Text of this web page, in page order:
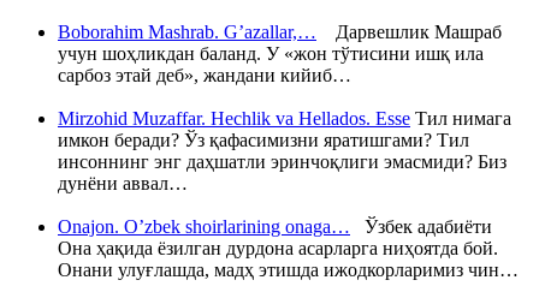
Boborahim Mashrab. G’azallar,… Дарвешлик Машраб
учун шоҳликдан баланд. У «жон тўтисини ишқ ила
сарбоз этай деб», жандани кийиб…
Mirzohid Muzaffar. Hechlik va Hellados. Esse Тил нимага
имкон беради? Ўз қафасимизни яратишгами? Тил
инсоннинг энг даҳшатли эринчоқлиги эмасмиди? Биз
дунёни аввал…
Onajon. O’zbek shoirlarining onaga… Ўзбек адабиёти
Она ҳақида ёзилган дурдона асарларга ниҳоятда бой.
Онани улуғлашда, мадҳ этишда ижодкорларимиз чин…